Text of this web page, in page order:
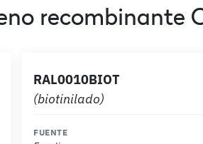
recombinante
RAL0010BIOT
(biotinilado)
FUENTE